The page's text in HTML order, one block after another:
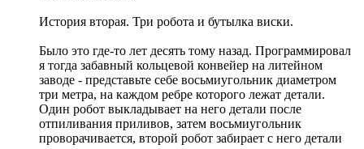
История вторая. Три робота и бутылка виски.
Было это где-то лет десять тому назад. Программировал
я тогда забавный кольцевой конвейер на литейном
заводе - представьте себе восьмиугольник диаметром
три метра, на каждом ребре которого лежат детали.
Один робот выкладывает на него детали после
отпиливания приливов, затем восьмиугольник
проворачивается, второй робот забирает с него детали